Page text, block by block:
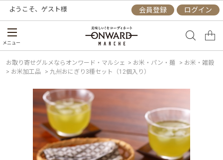
ようこそ、 ゲスト様 会員登録 ログイン
メニュー
お取り寄せグルメならオンワード・マルシェ > お米・パン・麺 > お米・雑穀
> お米加工品 > 九州おにぎり3種セット（12個入り）